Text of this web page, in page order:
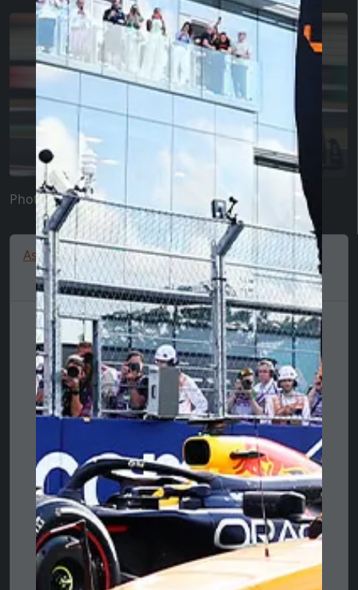
Photo :
Aston Martin F1 Cap 2025 Black 🔥